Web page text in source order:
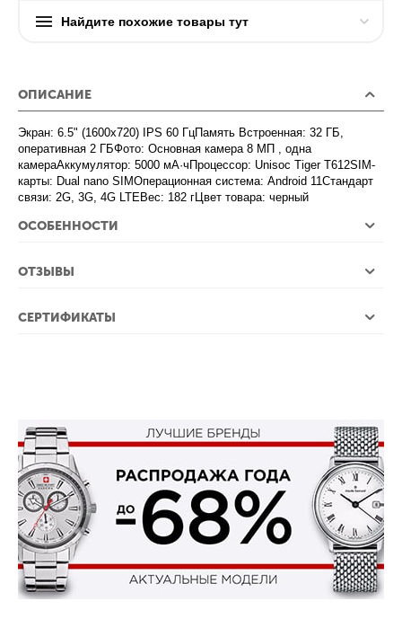
Найдите похожие товары тут
ОПИСАНИЕ
Экран: 6.5" (1600x720) IPS 60 ГцПамять Встроенная: 32 ГБ,
оперативная 2 ГБФото: Основная камера 8 МП , одна
камераАккумулятор: 5000 мА·чПроцессор: Unisoc Tiger T612SIM-
карты: Dual nano SIMОперационная система: Android 11Стандарт
связи: 2G, 3G, 4G LTEВес: 182 гЦвет товара: черный
ОСОБЕННОСТИ
ОТЗЫВЫ
СЕРТИФИКАТЫ